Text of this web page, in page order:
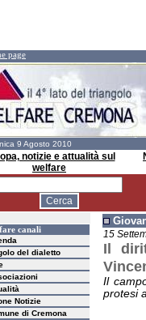
page
9 Agosto 2010
notizie e attualità sul
welfare
canali
del dialetto
Notizie
di Cremona
15
Il
Il
protesi